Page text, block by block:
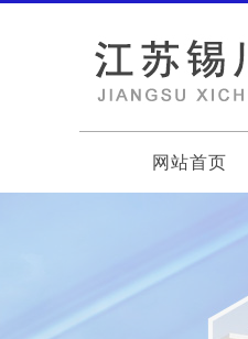
网站首页